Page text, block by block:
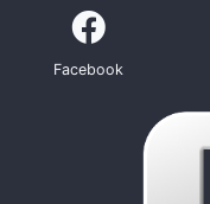
Facebook